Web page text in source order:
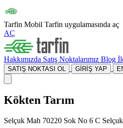
Tarfin Mobil Tarfin uygulamasında aç
AÇ
Hakkımızda Satış Noktalarımız Blog
SATIŞ NOKTASI OL GİRİŞ YAP
Kökten Tarım
Selçuk Mah 70220 Sok No 6 C